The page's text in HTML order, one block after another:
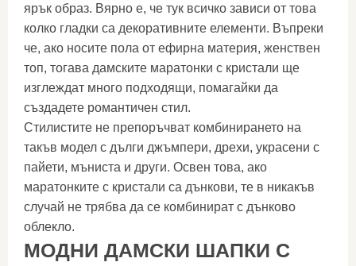
ярък образ. Вярно е, че тук всичко зависи от това
колко гладки са декоративните елементи. Въпреки
че, ако носите пола от ефирна материя, женствен
топ, тогава дамските маратонки с кристали ще
изглеждат много подходящи, помагайки да
създадете романтичен стил.
Стилистите не препоръчват комбинирането на
такъв модел с дълги джъмпери, дрехи, украсени с
пайети, мъниста и други. Освен това, ако
маратонките с кристали са дънкови, те в никакъв
случай не трябва да се комбинират с дънково
облекло.
МОДНИ ДАМСКИ ШАПКИ С